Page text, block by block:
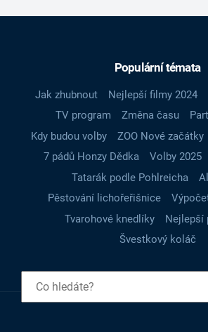
Populární témata
Jak zhubnout Nejlepší filmy 2024
TV program
Změna času
Kdy budou volby
ZOO Nové začátky
7 pádů Honzy Dědka
Volby 2025
Tatarák podle Pohlreicha
Pěstování lichořeřišnice
Tvarohové knedlíky
Nejlepší
Švestkový koláč